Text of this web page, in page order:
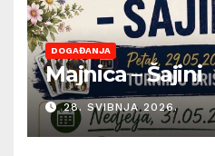
DOGAĐANJA
Majnica – Šajini
28. SVIBNJA 2026.